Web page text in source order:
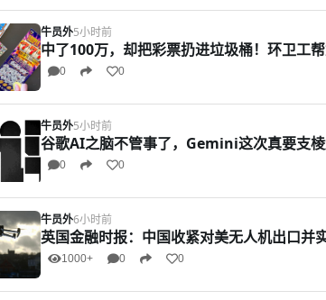
牛员外5小时前
中了100万，却把彩票扔进垃圾桶！环卫工
0 0
牛员外5小时前
谷歌AI之脑不管事了，Gemini这次真要支棱
0 0
牛员外6小时前
英国金融时报：中国收紧对美无人机出口并
1000+ 0 0